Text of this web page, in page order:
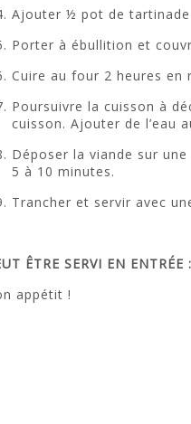
Ajouter ½ pot de tartinade
Porter à ébullition et
Cuire au four 2 heures en
Poursuivre la cuisson à
cuisson. Ajouter de l’eau
Déposer la viande sur
5 à 10 minutes.
Trancher et servir avec
ÊTRE SERVI EN ENTRÉE :
appétit !